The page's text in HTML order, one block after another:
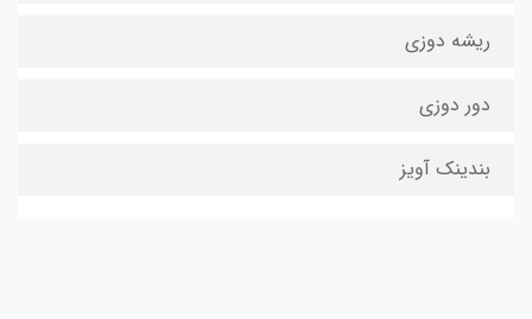
ریشه دوزی
دور دوزی
بندینک آویز